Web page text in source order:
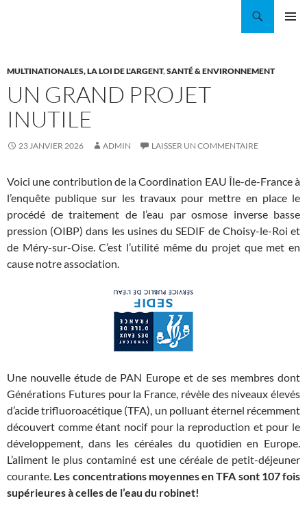
MULTINATIONALES, LA LOI DE L'ARGENT,SANTÉ & ENVIRONNEMENT
UN GRAND PROJET
INUTILE
23 JANVIER 2026 ADMIN LAISSER UN COMMENTAIRE
Voici une contribution de la Coordination EAU Île-de-France à
l’enquête publique sur les travaux pour mettre en place le
procédé de traitement de l’eau par osmose inverse basse
pression (OIBP) dans les usines du SEDIF de Choisy-le-Roi et
de Méry-sur-Oise. C’est l’utilité même du projet que met en
cause notre association.
Une nouvelle étude de PAN Europe et de ses membres dont
Générations Futures pour la France, révèle des niveaux élevés
d’acide trifluoroacétique (TFA), un polluant éternel récemment
découvert comme étant nocif pour la reproduction et pour le
développement, dans les céréales du quotidien en Europe.
L’aliment le plus contaminé est une céréale de petit-déjeuner
courante. Les concentrations moyennes en TFA sont 107 fois
supérieures à celles de l’eau du robinet!